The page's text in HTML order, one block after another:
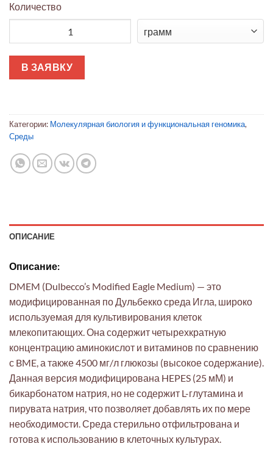
Количество
В ЗАЯВКУ
Категории: Молекулярная биология и функциональная геномика,
Среды
ОПИСАНИЕ
Описание:
DMEM (Dulbecco’s Modified Eagle Medium) — это
модифицированная по Дульбекко среда Игла, широко
используемая для культивирования клеток
млекопитающих. Она содержит четырехкратную
концентрацию аминокислот и витаминов по сравнению
с BME, а также 4500 мг/л глюкозы (высокое содержание).
Данная версия модифицирована HEPES (25 мМ) и
бикарбонатом натрия, но не содержит L-глутамина и
пирувата натрия, что позволяет добавлять их по мере
необходимости. Среда стерильно отфильтрована и
готова к использованию в клеточных культурах.